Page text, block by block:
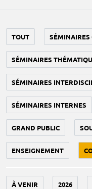
TOUT SÉMINAIRES
SÉMINAIRES
SÉMINAIRES
SÉMINAIRES INTERNES
GRAND PUBLIC
ENSEIGNEMENT
À VENIR 2026